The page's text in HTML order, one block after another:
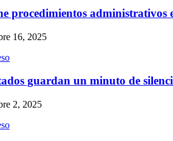
procedimientos
16, 2025
guardan un minuto de
2, 2025